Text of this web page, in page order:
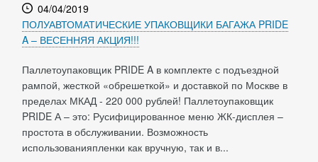
04/04/2019
ПОЛУАВТОМАТИЧЕСКИЕ УПАКОВЩИКИ БАГАЖА PRIDE
A – ВЕСЕННЯЯ АКЦИЯ!!!
Паллетоупаковщик PRIDE A в комплекте с подъездной
рампой, жесткой «обрешеткой» и доставкой по Москве в
пределах МКАД - 220 000 рублей! Паллетоупаковщик
PRIDE А – это: Русифицированное меню ЖК-дисплея –
простота в обслуживании. Возможность
использованияпленки как вручную, так и в...